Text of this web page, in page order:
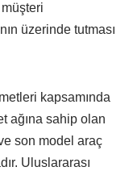
üzerinde tutması
kapsamında
ağına sahip olan
son model araç
Uluslararası